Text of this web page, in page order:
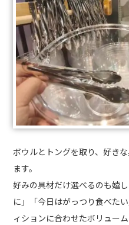
ボウルとトングを取り、好き
ます。
好みの具材だけ選べるのも嬉
に」「今日はがっつり食べた
ィションに合わせたボリュー